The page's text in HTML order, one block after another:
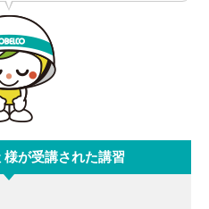
が受講された講習